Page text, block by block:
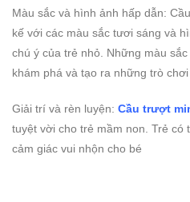
Màu sắc và hình ảnh hấp dẫn:
kế với các màu sắc tươi sáng và
chú ý của trẻ nhỏ. Những màu
khám phá và tạo ra những trò
Giải trí và rèn luyện: Cầu trượt
tuyệt vời cho trẻ mầm non. Trẻ có
cảm giác vui nhộn cho bé